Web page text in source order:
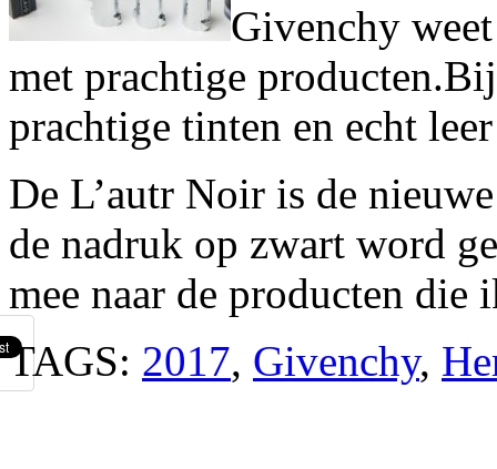
Givenchy
met prachtige
prachtige tinten en echt
De L’autr Noir is de
de nadruk op zwart word
mee naar de producten die
TAGS: 2017, Givenchy,